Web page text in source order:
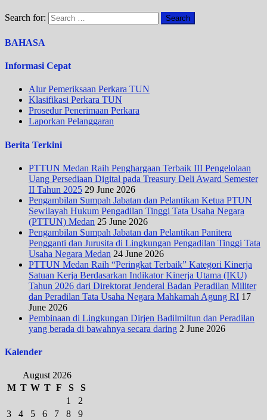
Search for:
BAHASA
Informasi Cepat
Alur Pemeriksaan Perkara TUN
Klasifikasi Perkara TUN
Prosedur Penerimaan Perkara
Laporkan Pelanggaran
Berita Terkini
PTTUN Medan Raih Penghargaan Terbaik III Pengelolaan
Uang Persediaan Digital pada Treasury Deli Award Semester
II Tahun 2025 29 June 2026
Pengambilan Sumpah Jabatan dan Pelantikan Ketua PTUN
Sewilayah Hukum Pengadilan Tinggi Tata Usaha Negara
(PTTUN) Medan 25 June 2026
Pengambilan Sumpah Jabatan dan Pelantikan Panitera
Pengganti dan Jurusita di Lingkungan Pengadilan Tinggi Tata
Usaha Negara Medan 24 June 2026
PTTUN Medan Raih “Peringkat Terbaik” Kategori Kinerja
Satuan Kerja Berdasarkan Indikator Kinerja Utama (IKU)
Tahun 2026 dari Direktorat Jenderal Badan Peradilan Militer
dan Peradilan Tata Usaha Negara Mahkamah Agung RI 17
June 2026
Pembinaan di Lingkungan Dirjen Badilmiltun dan Peradilan
yang berada di bawahnya secara daring 2 June 2026
Kalender
August 2026
M T W T F S
S
1
2
3
4 5 6 7 8
9